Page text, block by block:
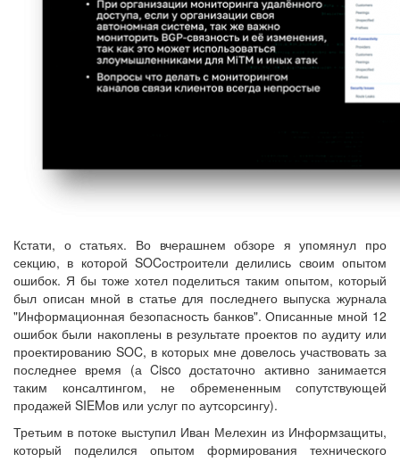
Кстати, о статьях. Во вчерашнем обзоре я упомянул про
секцию, в которой SOCостроители делились своим опытом
ошибок. Я бы тоже хотел поделиться таким опытом, который
был описан мной в статье для последнего выпуска журнала
"Информационная безопасность банков". Описанные мной 12
ошибок были накоплены в результате проектов по аудиту или
проектированию SOC, в которых мне довелось участвовать за
последнее время (а Cisco достаточно активно занимается
таким консалтингом, не обремененным сопутствующей
продажей SIEMов или услуг по аутсорсингу).
Третьим в потоке выступил Иван Мелехин из Информзащиты,
который поделился опытом формирования технического